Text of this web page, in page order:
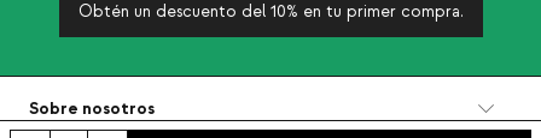
Obtén un descuento del 10% en tu primer compra.
Sobre nosotros